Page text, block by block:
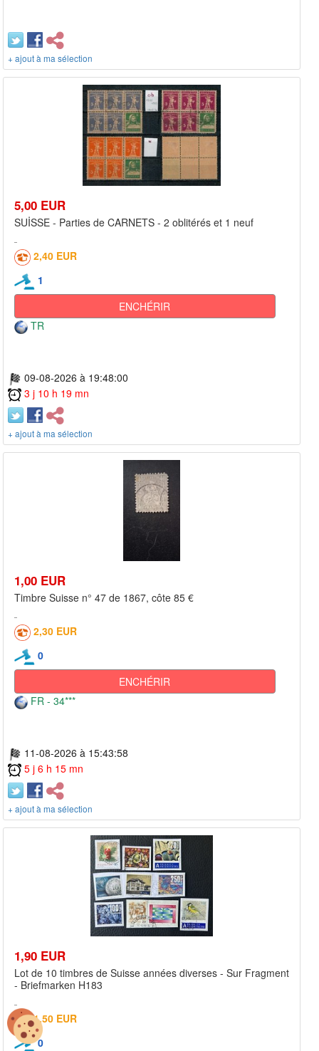
+ ajout à ma sélection
5,00 EUR
SUİSSE - Parties de CARNETS - 2 oblitérés et 1 neuf
2,40 EUR
1
ENCHÉRIR
TR
09-08-2026 à 19:48:00
3 j 10 h 19 mn
+ ajout à ma sélection
1,00 EUR
Timbre Suisse n° 47 de 1867, côte 85 €
2,30 EUR
0
ENCHÉRIR
FR - 34***
11-08-2026 à 15:43:58
5 j 6 h 15 mn
+ ajout à ma sélection
1,90 EUR
Lot de 10 timbres de Suisse années diverses - Sur Fragment
- Briefmarken H183
1,50 EUR
0